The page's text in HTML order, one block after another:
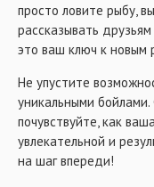
просто ловите рыбу,
рассказывать
это ваш ключ к новым
Не упустите
уникальными
почувствуйте, как
увлекательной и
на шаг впереди!